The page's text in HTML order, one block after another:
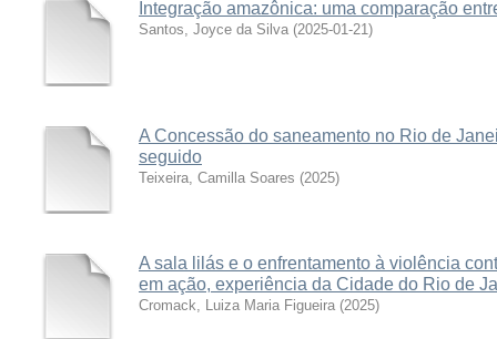
Integração amazônica: uma comparação
Santos, Joyce da Silva (2025-01-21)
A Concessão do saneamento no Rio de
seguido
Teixeira, Camilla Soares (2025)
A sala lilás e o enfrentamento à violência
em ação, experiência da Cidade do Rio de
Cromack, Luiza Maria Figueira (2025)